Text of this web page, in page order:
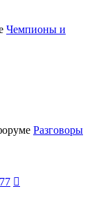
Чемпионы и
Разговоры